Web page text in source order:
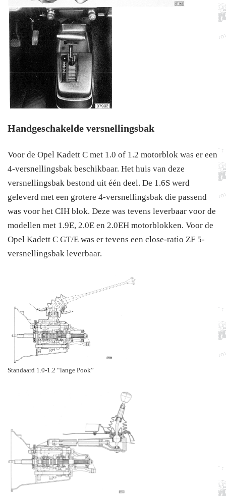
Handgeschakelde versnellingsbak
Voor de Opel Kadett C met 1.0 of 1.2 motorblok was er een
4-versnellingsbak beschikbaar. Het huis van deze
versnellingsbak bestond uit één deel. De 1.6S werd
geleverd met een grotere 4-versnellingsbak die passend
was voor het CIH blok. Deze was tevens leverbaar voor de
modellen met 1.9E, 2.0E en 2.0EH motorblokken. Voor de
Opel Kadett C GT/E was er tevens een close-ratio ZF 5-
versnellingsbak leverbaar.
Standaard 1.0-1.2 “lange Pook”